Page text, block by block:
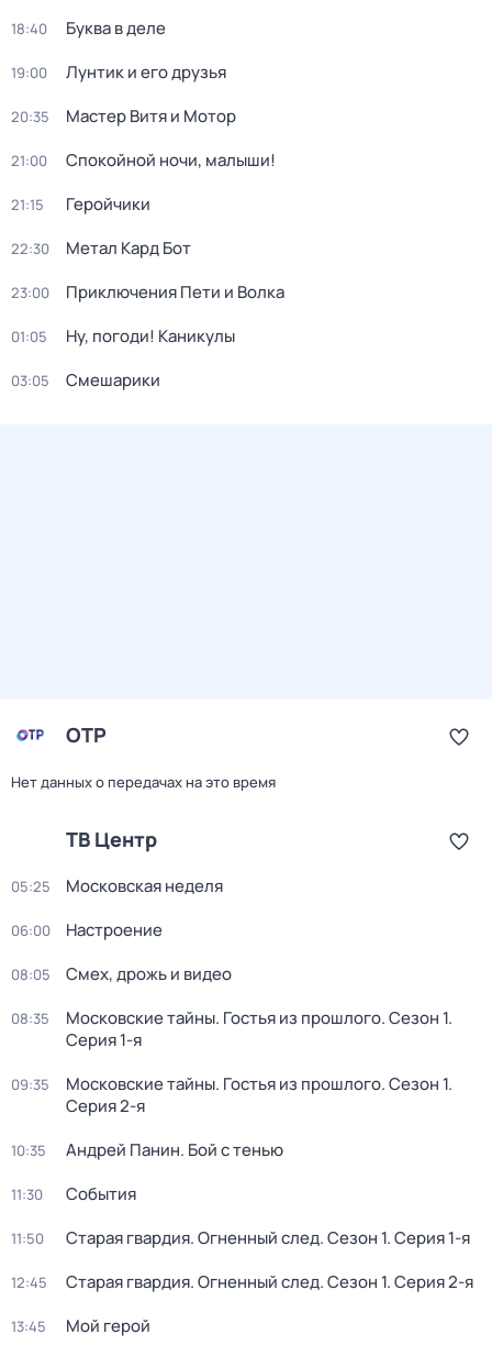
18:40 Буква в деле
19:00 Лунтик и его друзья
20:35 Мастер Витя и Мотор
21:00 Спокойной ночи, малыши!
21:15 Геройчики
22:30 Метал Кард Бот
23:00 Приключения Пети и Волка
01:05 Ну, погоди! Каникулы
03:05 Смешарики
ОТР
Нет данных о передачах на это время
ТВ Центр
05:25 Московская неделя
06:00 Настроение
08:05 Смех, дрожь и видео
08:35 Московские тайны. Гостья из прошлого. Сезон 1.
Серия 1-я
09:35 Московские тайны. Гостья из прошлого. Сезон 1.
Серия 2-я
10:35 Андрей Панин. Бой с тенью
11:30 События
11:50 Старая гвардия. Огненный след. Сезон 1. Серия 1-я
12:45 Старая гвардия. Огненный след. Сезон 1. Серия 2-я
13:45 Мой герой